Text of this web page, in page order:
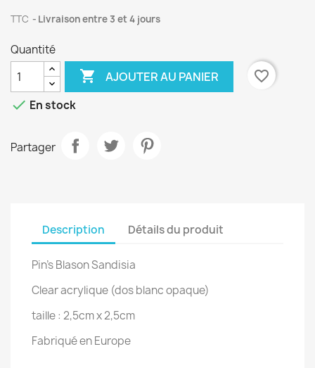
TTC Livraison entre 3 et 4 jours
Quantité
 AJOUTER AU PANIER
favorite_border
 En stock
Partager
Description Détails du produit
Pin's Blason Sandisia
Clear acrylique (dos blanc opaque)
taille : 2,5cm x 2,5cm
Fabriqué en Europe